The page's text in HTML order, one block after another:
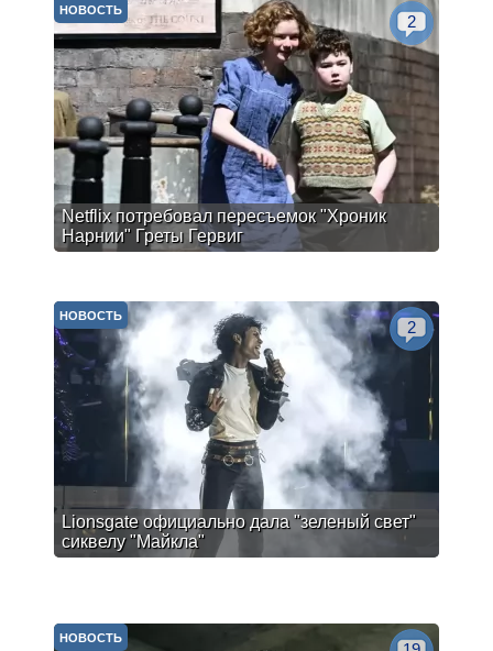
Netflix потребовал пересъемок "Хроник
Нарнии" Греты Гервиг
НОВОСТЬ
2
Lionsgate официально дала "зеленый свет"
сиквелу "Майкла"
НОВОСТЬ
2
НОВОСТЬ